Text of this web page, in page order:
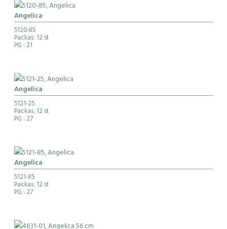
Angelica
5120-85
Packas: 12 st
PG : 21
Angelica
5121-25
Packas: 12 st
PG : 27
Angelica
5121-85
Packas: 12 st
PG : 27